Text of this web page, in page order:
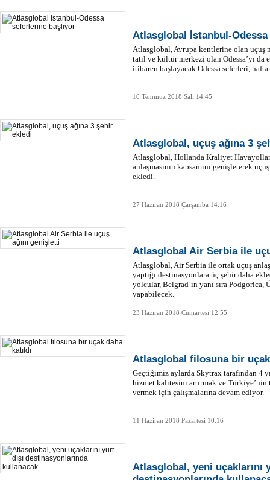
Atlasglobal İstanbul-
Atlasglobal, Avrupa kentlerine olan uçuş
tatil ve kültür merkezi olan Odessa’yı da
itibaren başlayacak Odessa seferleri,
10 Temmuz 2018 Salı 14:45
Atlasglobal, uçuş ağına 3
Atlasglobal, Hollanda Kraliyet
anlaşmasının kapsamını genişleterek
ekledi.
27 Haziran 2018 Çarşamba 14:16
Atlasglobal Air Serbia ile
Atlasglobal, Air Serbia ile ortak uçuş
yaptığı destinasyonlara üç şehir daha
yolcular, Belgrad’ın yanı sıra
yapabilecek.
23 Haziran 2018 Cumartesi 12:55
Atlasglobal filosuna bir uçak
Geçtiğimiz aylarda Skytrax tarafından 4
hizmet kalitesini artırmak ve
vermek için çalışmalarına devam ediyor.
11 Haziran 2018 Pazartesi 10:16
Atlasglobal, yeni uçaklarını